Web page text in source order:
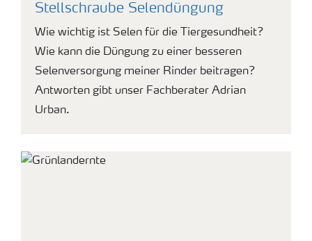
Stellschraube Selendüngung
Wie wichtig ist Selen für die Tiergesundheit?
Wie kann die Düngung zu einer besseren
Selenversorgung meiner Rinder beitragen?
Antworten gibt unser Fachberater Adrian
Urban.